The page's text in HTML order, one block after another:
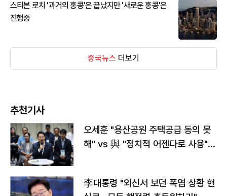
스티븐 로치 '과거의 홍콩'은 끝났지만 '새로운 홍콩'은
진행중
중국뉴스 더보기
추천기사
오세훈 "용산공원 주택공급 동의 못
해" vs 與 "정치적 어젠다로 사용"
李대통령 "외신서 보던 폭염 상황 현